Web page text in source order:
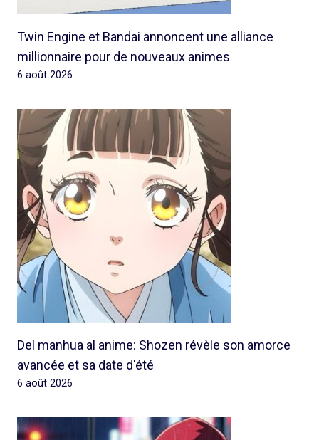
Twin Engine et Bandai annoncent une alliance
millionnaire pour de nouveaux animes
6 août 2026
Del manhua al anime: Shozen révèle son amorce
avancée et sa date d'été
6 août 2026